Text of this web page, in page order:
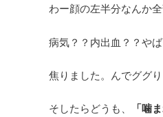
わー顔の左半分なんか
病気？？内出血？？やば
焦りました。んでググ
そしたらどうも、 「噛